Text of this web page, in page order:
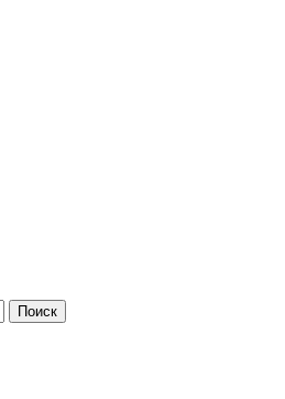
Поиск